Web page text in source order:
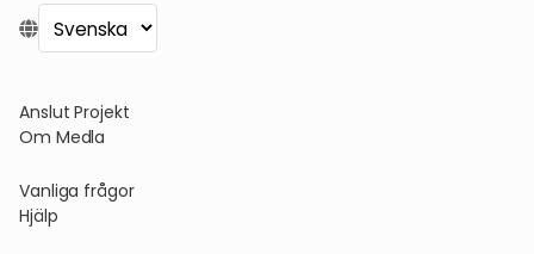
Anslut Projekt
Om Medla
Vanliga frågor
Hjälp